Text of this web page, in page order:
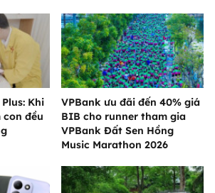
Khi
đều
VPBank ưu đãi đến 40% giá
BIB cho runner tham gia
VPBank Đất Sen Hồng
Music Marathon 2026